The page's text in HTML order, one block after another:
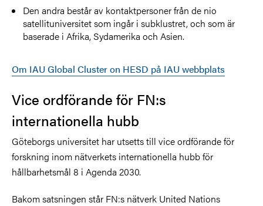
Den andra består av kontaktpersoner från de nio
satellituniversitet som ingår i subklustret, och som är
baserade i Afrika, Sydamerika och Asien.
Om IAU Global Cluster on HESD på IAU webbplats
Vice ordförande för FN:s
internationella hubb
Göteborgs universitet har utsetts till vice ordförande för
forskning inom nätverkets internationella hubb för
hållbarhetsmål 8 i Agenda 2030.
Bakom satsningen står FN:s nätverk United Nations